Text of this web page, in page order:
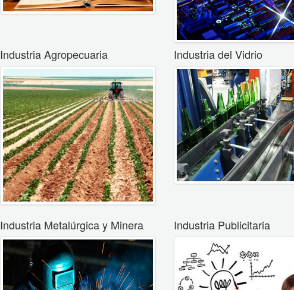
Industria Agropecuaria Industria del Vidrio
Industria Metalúrgica y Minera Industria Publicitaria